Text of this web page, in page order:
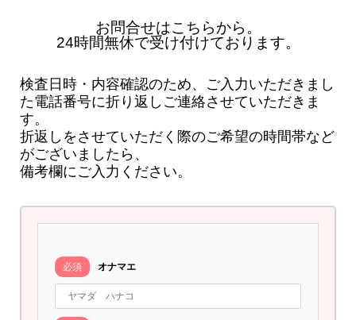
お問合せはこちらから。
24時間無休で受け付けております。
検査日時・内容確認のため、ご入力いただきまし
た電話番号に折り返しご連絡させていただきま
す。
折返しをさせていただく際のご希望の時間帯など
がございましたら、
備考欄にご入力ください。
必須 オナマエ